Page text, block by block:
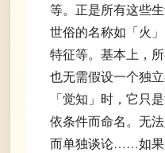
等。正是所有这些
世俗的名称如「火
特征等。基本上，
也无需假设一个独
「觉知」时，它只
依条件而命名。无
而单独谈论……如果